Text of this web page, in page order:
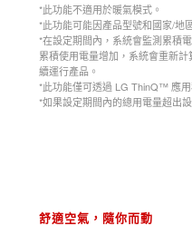
*此功能不適用於暖氣模式。
*此功能可能因產品型號和國家/地
*在設定期間內，系統會監測累積
累積使用電量增加，系統會重新
續運行產品。
*此功能僅可透過 LG ThinQ™ 應用
*如果設定期間內的總用電量超出
舒適空氣，隨你而動